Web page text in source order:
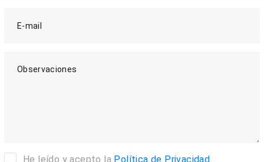
E-mail
Observaciones
He leído y acepto la Política de Privacidad